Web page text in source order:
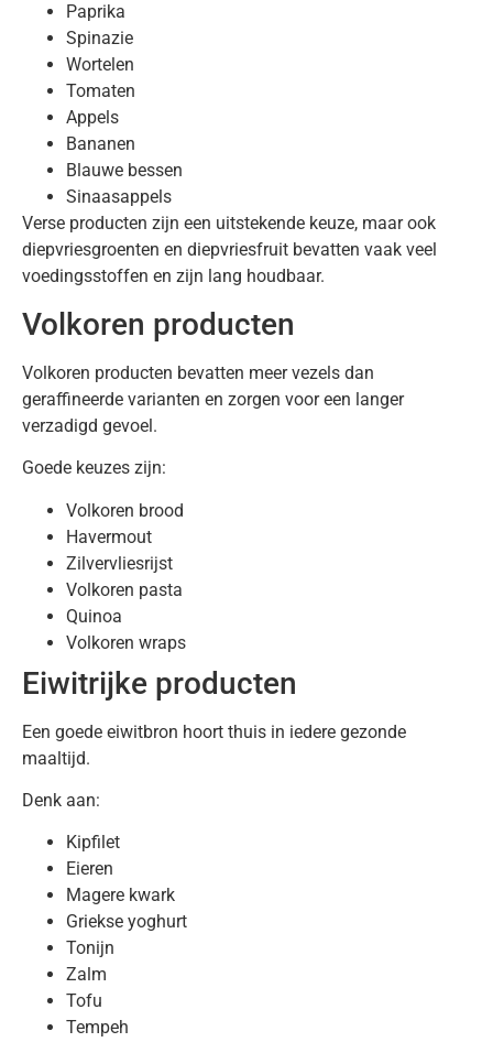
Paprika
Spinazie
Wortelen
Tomaten
Appels
Bananen
Blauwe bessen
Sinaasappels
Verse producten zijn een uitstekende keuze, maar ook
diepvriesgroenten en diepvriesfruit bevatten vaak veel
voedingsstoffen en zijn lang houdbaar.
Volkoren producten
Volkoren producten bevatten meer vezels dan
geraffineerde varianten en zorgen voor een langer
verzadigd gevoel.
Goede keuzes zijn:
Volkoren brood
Havermout
Zilvervliesrijst
Volkoren pasta
Quinoa
Volkoren wraps
Eiwitrijke producten
Een goede eiwitbron hoort thuis in iedere gezonde
maaltijd.
Denk aan:
Kipfilet
Eieren
Magere kwark
Griekse yoghurt
Tonijn
Zalm
Tofu
Tempeh